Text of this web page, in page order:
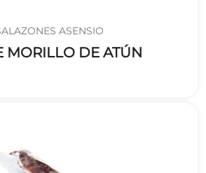
ASENSIO
MORILLO DE ATÚN